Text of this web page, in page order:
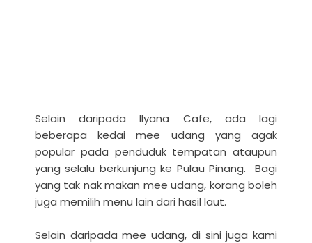
Selain daripada Ilyana Cafe, ada lagi
beberapa kedai mee udang yang agak
popular pada penduduk tempatan ataupun
yang selalu berkunjung ke Pulau Pinang. Bagi
yang tak nak makan mee udang, korang boleh
juga memilih menu lain dari hasil laut.
Selain daripada mee udang, di sini juga kami